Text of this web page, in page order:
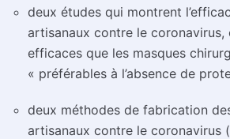
deux études qui montrent
artisanaux contre le coronavirus,
efficaces que les masques
« préférables à l’absence de
deux méthodes de fabrication
artisanaux contre le coronavirus